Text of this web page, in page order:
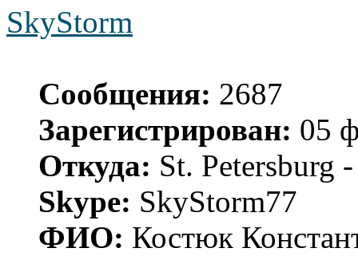
SkyStorm
Сообщения: 2687
Зарегистрирован: 05
Откуда: St. Petersburg
Skype: SkyStorm77
ФИО: Костюк